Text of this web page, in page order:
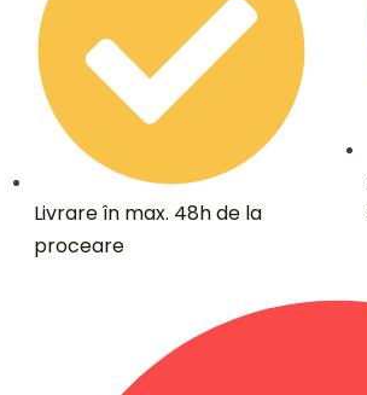
Livrare în max. 48h de la
proceare